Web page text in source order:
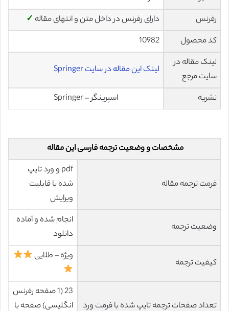
رفرنس
دارای رفرنس در داخل متن و انتهای مقاله ✓
کد محصول
10982
لینک مقاله در
سایت مرجع
لینک این مقاله در سایت Springer
نشریه اسپرینگر – Springer
مشخصات و وضعیت ترجمه فارسی این مقاله
فرمت ترجمه مقاله
pdf و ورد تایپ
شده با قابلیت
ویرایش
وضعیت ترجمه
انجام شده و آماده
دانلود
کیفیت ترجمه
ویژه – طلایی
تعداد صفحات ترجمه تایپ شده با فرمت ورد
23 (1 صفحه رفرنس
انگلیسی) صفحه با